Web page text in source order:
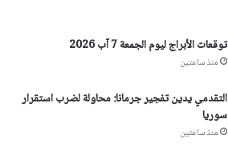
توقعات الأبراج ليوم الجمعة 7 آب 2026
منذ ساعتين
التقدمي يدين تفجير جرمانا: محاولة لضرب استقرار
سوريا
منذ ساعتين